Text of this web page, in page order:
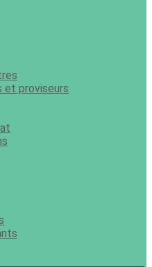
et proviseurs